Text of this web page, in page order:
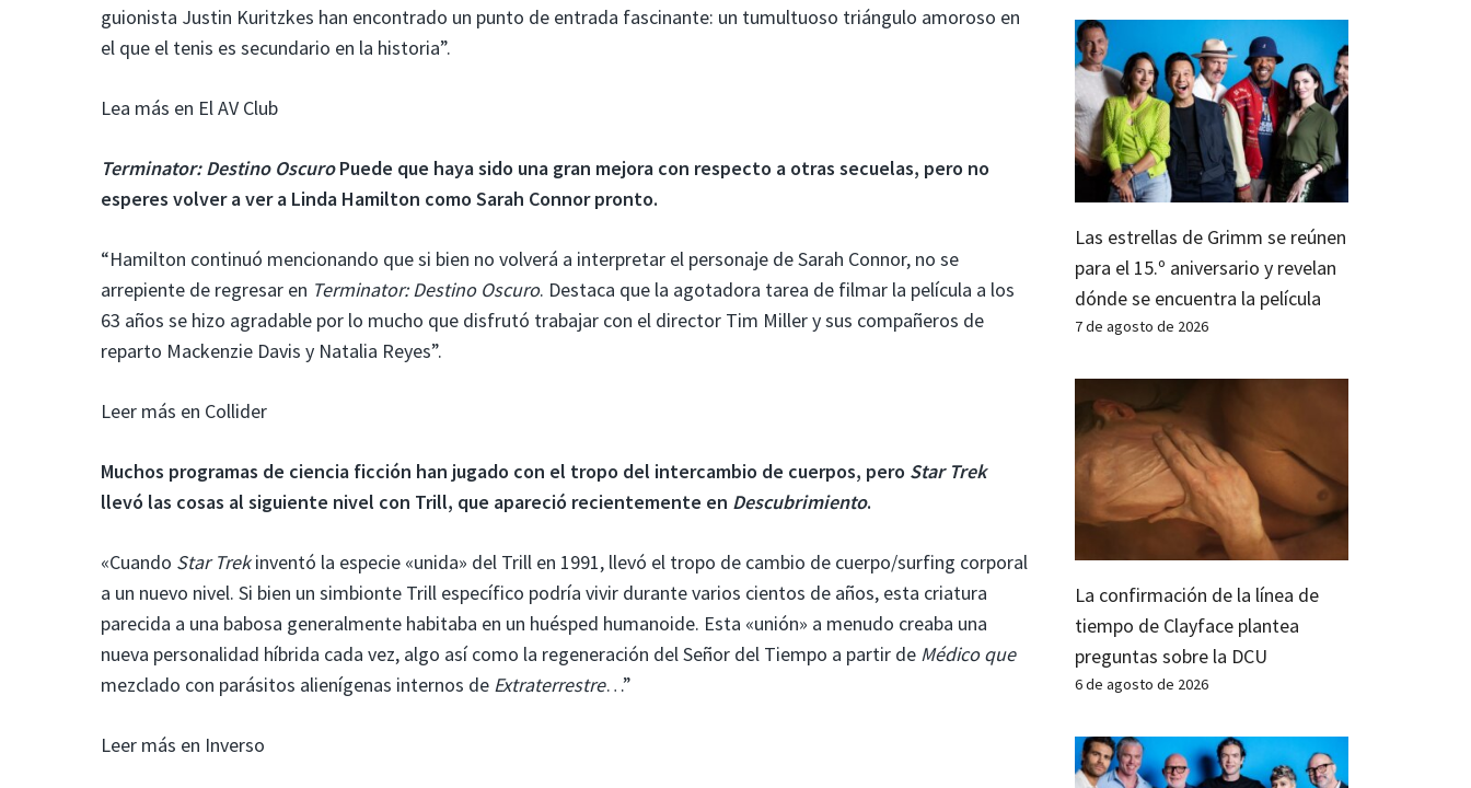
guionista Justin Kuritzkes han encontrado un punto de entrada fascinante: un tumultuoso triángulo amoroso en
el que el tenis es secundario en la historia”.
Lea más en El AV Club
Terminator: Destino OscuroPuede que haya sido una gran mejora con respecto a otras secuelas, pero no
esperes volver a ver a Linda Hamilton como Sarah Connor pronto.
“Hamilton continuó mencionando que si bien no volverá a interpretar el personaje de Sarah Connor, no se
arrepiente de regresar en Terminator: Destino Oscuro. Destaca que la agotadora tarea de filmar la película a los
63 años se hizo agradable por lo mucho que disfrutó trabajar con el director Tim Miller y sus compañeros de
reparto Mackenzie Davis y Natalia Reyes”.
Leer más en Collider
Muchos programas de ciencia ficción han jugado con el tropo del intercambio de cuerpos, pero Star Trek
llevó las cosas al siguiente nivel con Trill, que apareció recientemente en Descubrimiento.
«Cuando Star Trekinventó la especie «unida» del Trill en 1991, llevó el tropo de cambio de cuerpo/surfing corporal
a un nuevo nivel. Si bien un simbionte Trill específico podría vivir durante varios cientos de años, esta criatura
parecida a una babosa generalmente habitaba en un huésped humanoide. Esta «unión» a menudo creaba una
nueva personalidad híbrida cada vez, algo así como la regeneración del Señor del Tiempo a partir de Médico que
mezclado con parásitos alienígenas internos de Extraterrestre…”
Leer más en Inverso
Las estrellas de Grimm se reúnen
para el 15.º aniversario y revelan
dónde se encuentra la película
7 de agosto de 2026
La confirmación de la línea de
tiempo de Clayface plantea
preguntas sobre la DCU
6 de agosto de 2026